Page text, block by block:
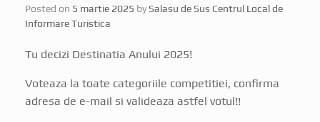
Posted on 5 martie 2025 bySalasu de Sus Centrul Local de
Informare Turistica
Tu decizi Destinatia Anului 2025!
Voteaza la toate categoriile competitiei, confirma
adresa de e-mail si valideaza astfel votul!!